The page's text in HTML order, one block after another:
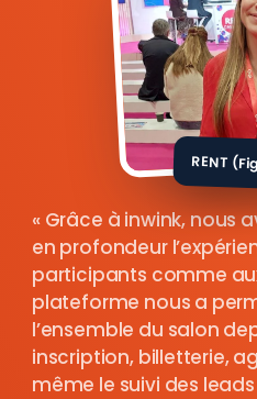
RENT
Grâce à inwink, nous
en profondeur
participants comme
plateforme nous a
l’ensemble du salon
inscription, billetterie,
même le suivi des